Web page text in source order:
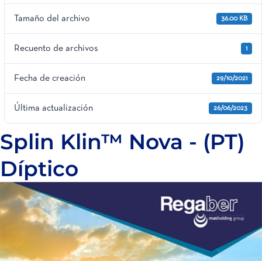
Tamaño del archivo 36.00 KB
Recuento de archivos 1
Fecha de creación 29/10/2021
Última actualización 26/06/2023
Splin Klin™ Nova - (PT)
Díptico